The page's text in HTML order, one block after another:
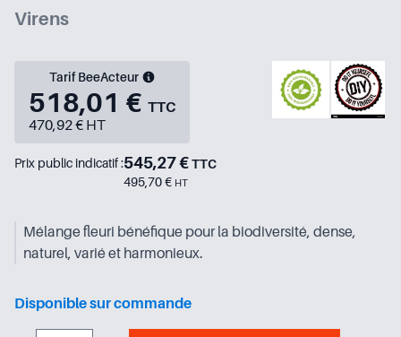
Virens
Tarif BeeActeur
518,01 € TTC
470,92 € HT
Prix public indicatif :545,27 €TTC
495,70 € HT
Mélange fleuri bénéfique pour la biodiversité, dense,
naturel, varié et harmonieux.
Disponible sur commande